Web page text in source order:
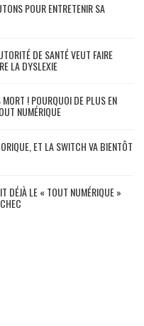
POUR ENTRETENIR SA
DE SANTÉ VEUT FAIRE
LA DYSLEXIE
MORT ! POURQUOI DE PLUS EN
NUMÉRIQUE
ET LA SWITCH VA BIENTÔT
DÉJÀ LE « TOUT NUMÉRIQUE »